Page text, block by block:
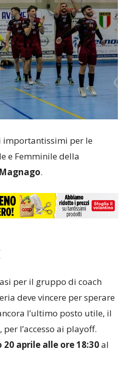
importantissimi per le
e Femminile della
.
per il gruppo di coach
deve vincere per sperare
l’ultimo posto utile, il
l’accesso ai playoff.
20 aprile alle ore 18:30al